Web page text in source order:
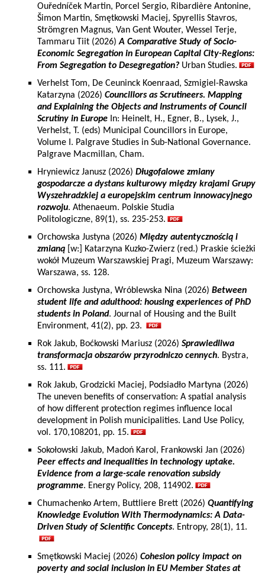
Ouředníček Martin, Porcel Sergio, Ribardière Antonine,
Šimon Martin, Smętkowski Maciej, Spyrellis Stavros,
Strömgren Magnus, Van Gent Wouter, Wessel Terje,
Tammaru Tiit (2026)A Comparative Study of Socio-
Economic Segregation in European Capital City-Regions:
From Segregation to Desegregation? Urban Studies.
Verhelst Tom, De Ceuninck Koenraad, Szmigiel-Rawska
Katarzyna (2026) Councillors as Scrutineers. Mapping
and Explaining the Objects and Instruments of Council
Scrutiny in Europe In: Heinelt, H., Egner, B., Lysek, J.,
Verhelst, T. (eds) Municipal Councillors in Europe,
Volume I. Palgrave Studies in Sub-National Governance.
Palgrave Macmillan, Cham.
Hryniewicz Janusz (2026) Długofalowe zmiany
gospodarcze a dystans kulturowy między krajami Grupy
Wyszehradzkiej a europejskim centrum innowacyjnego
rozwoju. Athenaeum. Polskie Studia
Politologiczne, 89(1), ss. 235-253.
Orchowska Justyna (2026) Między autentycznością i
zmianą [w:] Katarzyna Kuzko-Zwierz (red.) Praskie ścieżki
wokół Muzeum Warszawskiej Pragi, Muzeum Warszawy:
Warszawa, ss. 128.
Orchowska Justyna, Wróblewska Nina (2026) Between
student life and adulthood: housing experiences of PhD
students in Poland. Journal of Housing and the Built
Environment, 41(2), pp. 23.
Rok Jakub, Boćkowski Mariusz (2026) Sprawiedliwa
transformacja obszarów przyrodniczo cennych. Bystra,
ss. 111.
Rok Jakub, Grodzicki Maciej, Podsiadło Martyna (2026)
The uneven benefits of conservation: A spatial analysis
of how different protection regimes influence local
development in Polish municipalities. Land Use Policy,
vol. 170,108201, pp. 15.
Sokołowski Jakub, Madoń Karol, Frankowski Jan (2026)
Peer effects and inequalities in technology uptake.
Evidence from a large-scale renovation subsidy
programme. Energy Policy, 208, 114902.
Chumachenko Artem, Buttliere Brett (2026) Quantifying
Knowledge Evolution With Thermodynamics: A Data-
Driven Study of Scientific Concepts. Entropy, 28(1), 11.
Smętkowski Maciej (2026) Cohesion policy impact on
poverty and social inclusion in EU Member States at